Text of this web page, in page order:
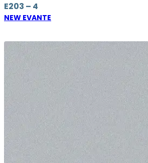
E203 – 4
NEW EVANTE